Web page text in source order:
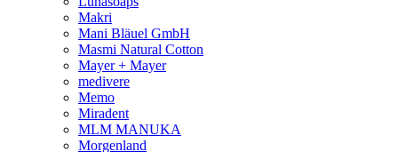
Makri
Mani Bläuel GmbH
Masmi Natural Cotton
Mayer + Mayer
medivere
Memo
Miradent
MLM MANUKA
Morgenland